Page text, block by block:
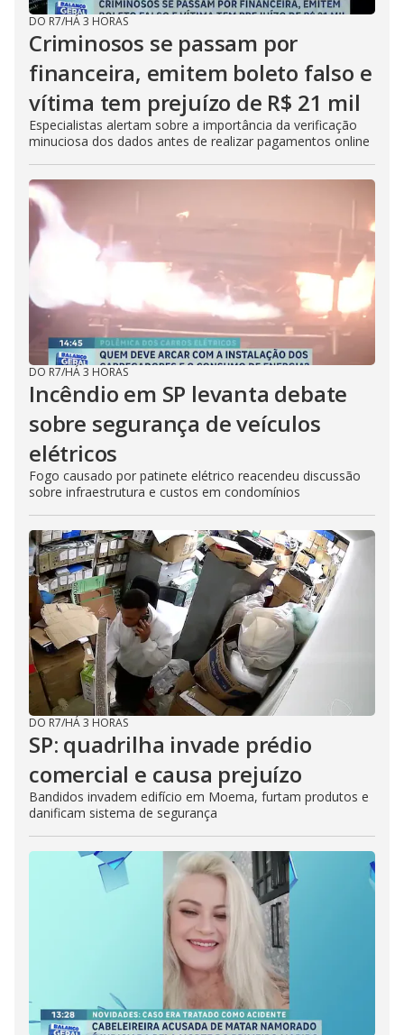
DO R7/HÁ 3 HORAS
Criminosos se passam por
financeira, emitem boleto falso e
vítima tem prejuízo de R$ 21 mil
Especialistas alertam sobre a importância da verificação
minuciosa dos dados antes de realizar pagamentos online
DO R7/HÁ 3 HORAS
Incêndio em SP levanta debate
sobre segurança de veículos
elétricos
Fogo causado por patinete elétrico reacendeu discussão
sobre infraestrutura e custos em condomínios
DO R7/HÁ 3 HORAS
SP: quadrilha invade prédio
comercial e causa prejuízo
Bandidos invadem edifício em Moema, furtam produtos e
danificam sistema de segurança